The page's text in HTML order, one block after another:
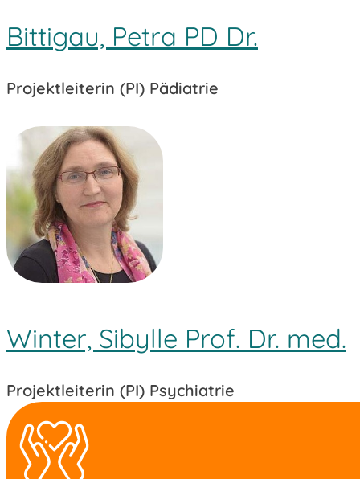
Bittigau, Petra PD Dr.
Projektleiterin (PI) Pädiatrie
Winter, Sibylle Prof. Dr. med.
Projektleiterin (PI) Psychiatrie